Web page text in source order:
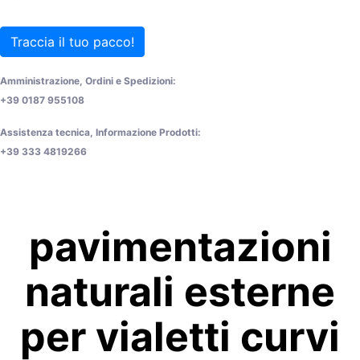
Traccia il tuo pacco!
Amministrazione, Ordini e Spedizioni:
+39 0187 955108
Assistenza tecnica, Informazione Prodotti:
+39 333 4819266
pavimentazioni
naturali esterne
per vialetti curvi